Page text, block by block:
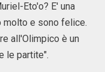
Eto'o? E' una
molto e sono felice.
all'Olimpico è un
le partite".